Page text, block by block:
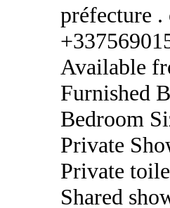
préfecture
Available
Furnished
Bedroom
Private
Private
Shared